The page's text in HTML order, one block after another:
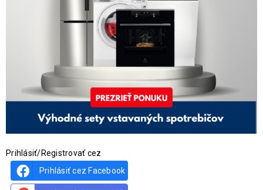
Prihlásiť/Registrovať cez
Prihlásiť cez Facebook